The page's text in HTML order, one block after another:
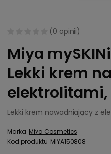
(0 opinii)
Miya
Lekki krem
elektrolitami,
Lekki krem nawadniający z
Marka Miya Cosmetics
Kod produktu MIYA150808